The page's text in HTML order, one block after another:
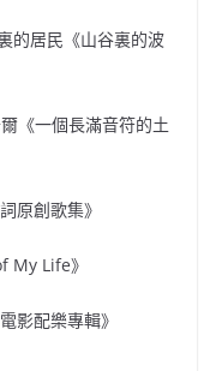
的居民《山谷裏的波
《一個長滿音符的土
原創歌集》
My Life》
影配樂專輯》